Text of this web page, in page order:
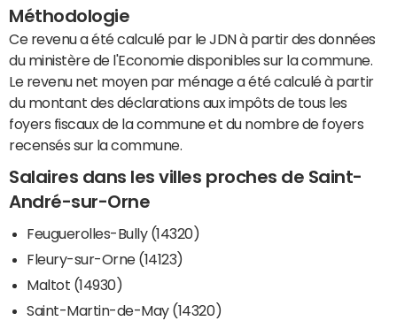
Méthodologie
Ce revenu a été calculé par le JDN à partir des données
du ministère de l'Economie disponibles sur la commune.
Le revenu net moyen par ménage a été calculé à partir
du montant des déclarations aux impôts de tous les
foyers fiscaux de la commune et du nombre de foyers
recensés sur la commune.
Salaires dans les villes proches de Saint-
André-sur-Orne
Feuguerolles-Bully (14320)
Fleury-sur-Orne (14123)
Maltot (14930)
Saint-Martin-de-May (14320)